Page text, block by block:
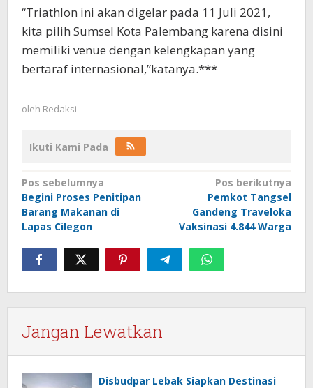
“Triathlon ini akan digelar pada 11 Juli 2021,
kita pilih Sumsel Kota Palembang karena disini
memiliki venue dengan kelengkapan yang
bertaraf internasional,”katanya.***
oleh Redaksi
Ikuti Kami Pada
Navigasi
pos
Pos sebelumnya
Begini Proses Penitipan
Barang Makanan di
Lapas Cilegon
Pos berikutnya
Pemkot Tangsel
Gandeng Traveloka
Vaksinasi 4.844 Warga
Jangan Lewatkan
Disbudpar Lebak Siapkan Destinasi